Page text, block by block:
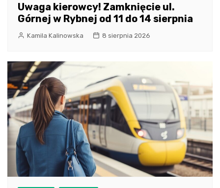
Uwaga kierowcy! Zamknięcie ul.
Górnej w Rybnej od 11 do 14 sierpnia
Kamila Kalinowska 8 sierpnia 2026